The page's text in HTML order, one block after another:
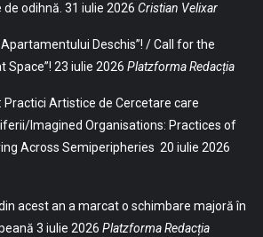
odihnă. 31 iulie 2026 Cristian Velixar
Deschis”! / Call for the
Space”! 23 iulie 2026 Platzforma Redacția
Artistice de Cercetare care
Imagined Organisations: Practices of
Across Semiperipheries 20 iulie 2026
acest an a marcat o schimbare majoră în
3 iulie 2026 Platzforma Redacția